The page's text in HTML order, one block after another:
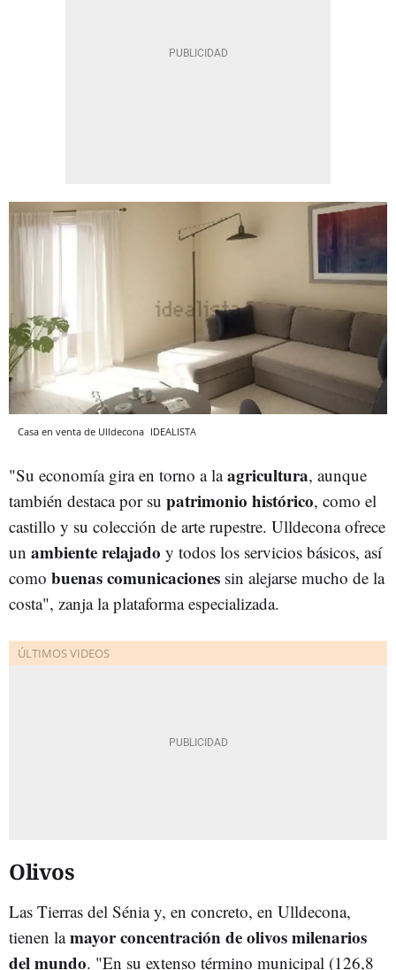
Casa en venta de Ulldecona IDEALISTA
"Su economía gira en torno a laagricultura, aunque
también destaca por su patrimonio histórico, como el
castillo y su colección de arte rupestre. Ulldecona ofrece
un ambiente relajado y todos los servicios básicos, así
como buenas comunicaciones sin alejarse mucho de la
costa", zanja la plataforma especializada.
Olivos
Las Tierras del Sénia y, en concreto, en Ulldecona,
tienen lamayor concentración de olivos milenarios
del mundo. "En su extenso término municipal (126,8